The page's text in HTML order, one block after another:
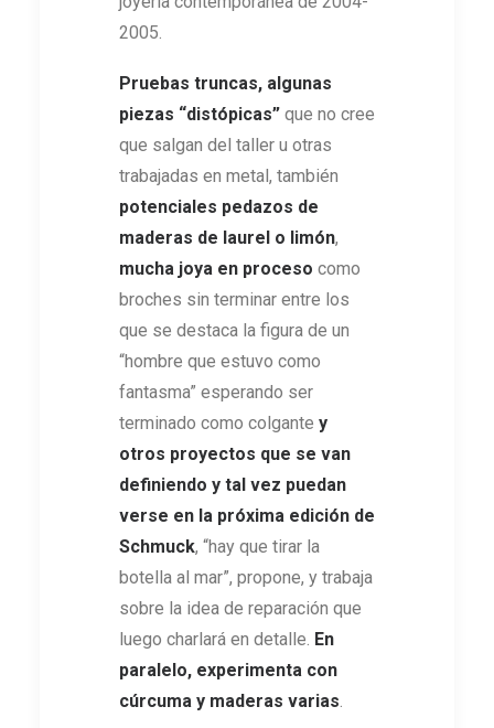
2005.
Pruebas truncas, algunas
piezas “distópicas” que no cree
que salgan del taller u otras
trabajadas en metal, también
potenciales pedazos de
maderas de laurel o limón,
mucha joya en proceso como
broches sin terminar entre los
que se destaca la figura de un
“hombre que estuvo como
fantasma” esperando ser
terminado como colgante y
otros proyectos que se van
definiendo y tal vez puedan
verse en la próxima edición de
Schmuck, “hay que tirar la
botella al mar”, propone, y trabaja
sobre la idea de reparación que
luego charlará en detalle. En
paralelo, experimenta con
cúrcuma y maderas varias.